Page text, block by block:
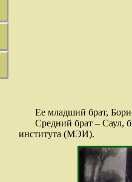
Ее младший брат,
Средний брат – Саул,
института (МЭИ).